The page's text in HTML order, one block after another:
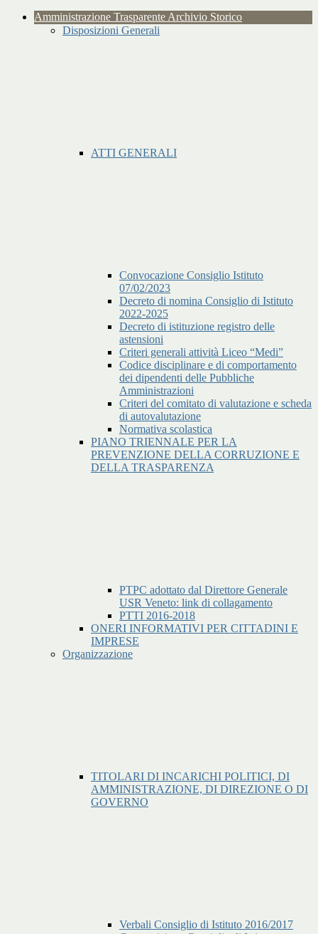
Amministrazione Trasparente Archivio Storico
Disposizioni Generali
ATTI GENERALI
Convocazione Consiglio Istituto
07/02/2023
Decreto di nomina Consiglio di Istituto
2022-2025
Decreto di istituzione registro delle
astensioni
Criteri generali attività Liceo “Medi”
Codice disciplinare e di comportamento
dei dipendenti delle Pubbliche
Amministrazioni
Criteri del comitato di valutazione e scheda
di autovalutazione
Normativa scolastica
PIANO TRIENNALE PER LA
PREVENZIONE DELLA CORRUZIONE E
DELLA TRASPARENZA
PTPC adottato dal Direttore Generale
USR Veneto: link di collagamento
PTTI 2016-2018
ONERI INFORMATIVI PER CITTADINI E
IMPRESE
Organizzazione
TITOLARI DI INCARICHI POLITICI, DI
AMMINISTRAZIONE, DI DIREZIONE O DI
GOVERNO
Verbali Consiglio di Istituto 2016/2017